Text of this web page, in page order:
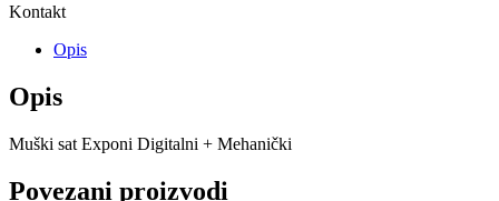
Kontakt
Opis
Opis
Muški sat Exponi Digitalni + Mehanički
Povezani proizvodi